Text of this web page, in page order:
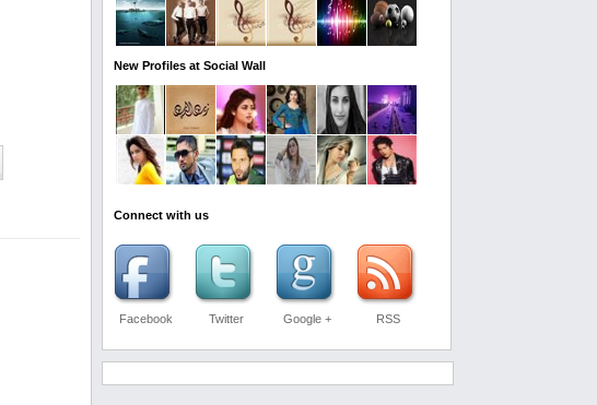
New Profiles at Social Wall
Connect with us
Facebook Twitter Google + RSS